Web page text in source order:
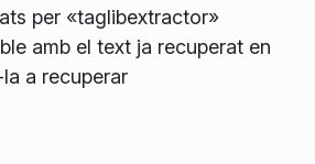
per «taglibextractor»
amb el text ja recuperat en
a recuperar